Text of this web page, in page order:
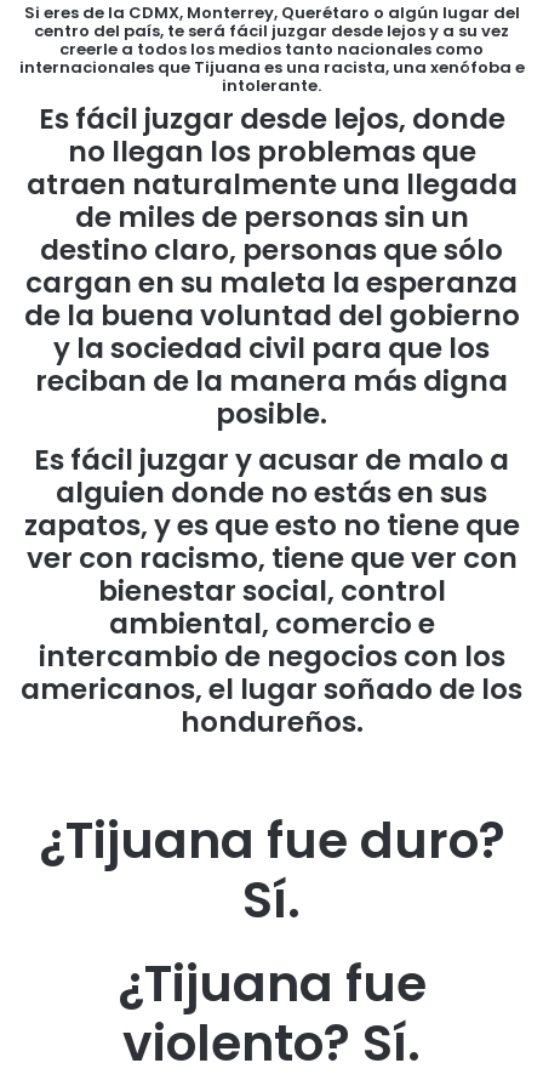
Si eres de la CDMX, Monterrey, Querétaro o algún lugar del
centro del país, te será fácil juzgar desde lejos y a su vez
creerle a todos los medios tanto nacionales como
internacionales que Tijuana es una racista, una xenófoba e
intolerante.
Es fácil juzgar desde lejos, donde
no llegan los problemas que
atraen naturalmente una llegada
de miles de personas sin un
destino claro, personas que sólo
cargan en su maleta la esperanza
de la buena voluntad del gobierno
y la sociedad civil para que los
reciban de la manera más digna
posible.
Es fácil juzgar y acusar de malo a
alguien donde no estás en sus
zapatos, y es que esto no tiene que
ver con racismo, tiene que ver con
bienestar social, control
ambiental, comercio e
intercambio de negocios con los
americanos, el lugar soñado de los
hondureños.
¿Tijuana fue duro?
Sí.
¿Tijuana fue
violento? Sí.